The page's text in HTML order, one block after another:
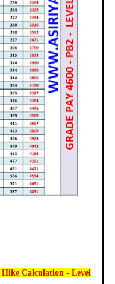
Calculation - Level